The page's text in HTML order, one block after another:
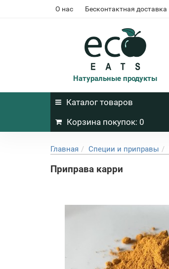
О нас Бесконтактная доставка
Натуральные продукты
Каталог товаров
Корзина покупок: 0
Главная Специи и приправы
Приправа карри